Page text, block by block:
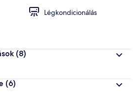
á
l
g
Légkondicionálás
(8)
(6)